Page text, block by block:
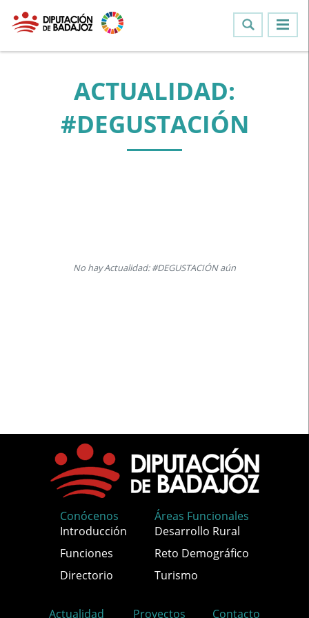
ACTUALIDAD:
#DEGUSTACIÓN
No hay Actualidad: #DEGUSTACIÓN aún
Conócenos
Introducción
Funciones
Directorio
Áreas Funcionales
Desarrollo Rural
Reto Demográfico
Turismo
Actualidad Proyectos Contacto